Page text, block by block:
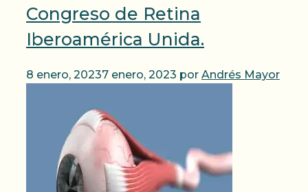
Congreso de Retina
Iberoamérica Unida.
8 enero, 20237 enero, 2023 por Andrés Mayor